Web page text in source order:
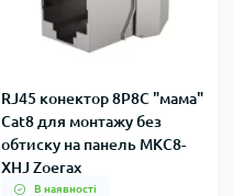
RJ45 конектор 8P8C "мама"
Cat8 для монтажу без
обтиску на панель MKC8-
XHJ Zoerax
В наявності